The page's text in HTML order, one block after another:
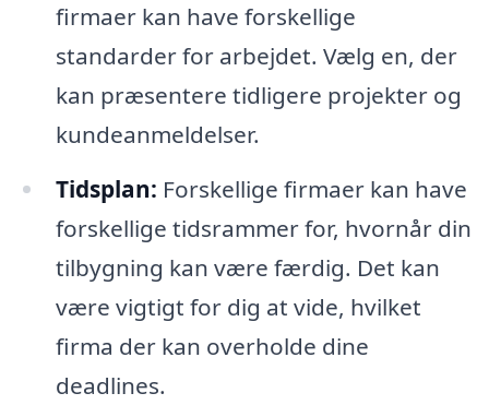
firmaer kan have forskellige
standarder for arbejdet. Vælg en, der
kan præsentere tidligere projekter og
kundeanmeldelser.
Tidsplan: Forskellige firmaer kan have
forskellige tidsrammer for, hvornår din
tilbygning kan være færdig. Det kan
være vigtigt for dig at vide, hvilket
firma der kan overholde dine
deadlines.